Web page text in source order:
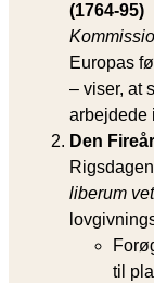
(1764-95)
Europas
– viser, at
arbejdede
Den
liberum
til